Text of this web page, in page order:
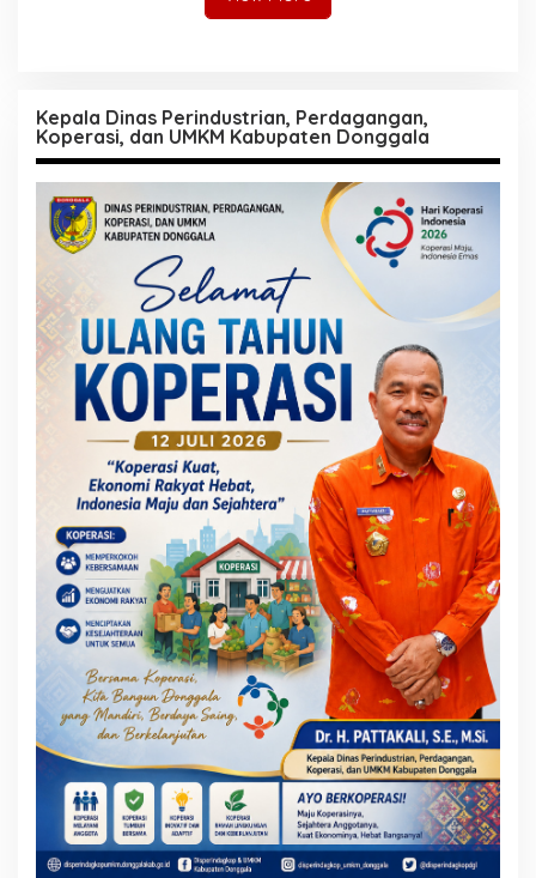
Kepala Dinas Perindustrian, Perdagangan,
Koperasi, dan UMKM Kabupaten Donggala